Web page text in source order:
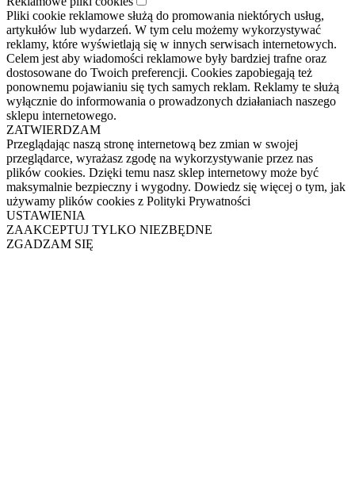
Pliki cookie reklamowe służą do promowania niektórych usług,
artykułów lub wydarzeń. W tym celu możemy wykorzystywać
reklamy, które wyświetlają się w innych serwisach internetowych.
Celem jest aby wiadomości reklamowe były bardziej trafne oraz
dostosowane do Twoich preferencji. Cookies zapobiegają też
ponownemu pojawianiu się tych samych reklam. Reklamy te służą
wyłącznie do informowania o prowadzonych działaniach naszego
sklepu internetowego.
ZATWIERDZAM
Przeglądając naszą stronę internetową bez zmian w swojej
przeglądarce, wyrażasz zgodę na wykorzystywanie przez nas
plików cookies. Dzięki temu nasz sklep internetowy może być
maksymalnie bezpieczny i wygodny. Dowiedz się więcej o tym, jak
używamy plików cookies z Polityki Prywatności
USTAWIENIA
ZAAKCEPTUJ TYLKO NIEZBĘDNE
ZGADZAM SIĘ